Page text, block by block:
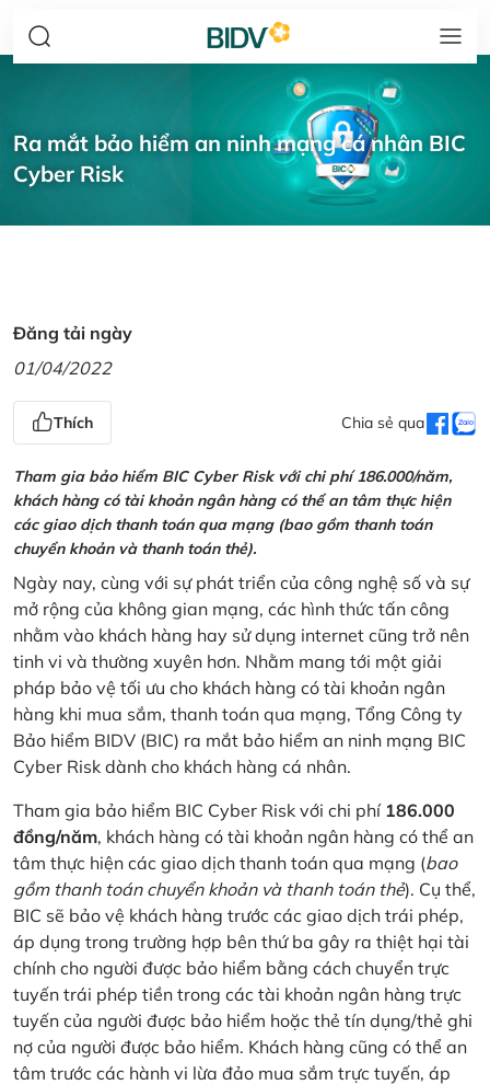
Ra mắt bảo hiểm an ninh mạng cá nhân BIC
Cyber Risk
Đăng tải ngày
01/04/2022
Thích Chia sẻ qua
Tham gia bảo hiểm BIC Cyber Risk với chi phí 186.000/năm,
khách hàng có tài khoản ngân hàng có thể an tâm thực hiện
các giao dịch thanh toán qua mạng (bao gồm thanh toán
chuyển khoản và thanh toán thẻ).
Ngày nay, cùng với sự phát triển của công nghệ số và sự
mở rộng của không gian mạng, các hình thức tấn công
nhằm vào khách hàng hay sử dụng internet cũng trở nên
tinh vi và thường xuyên hơn. Nhằm mang tới một giải
pháp bảo vệ tối ưu cho khách hàng có tài khoản ngân
hàng khi mua sắm, thanh toán qua mạng, Tổng Công ty
Bảo hiểm BIDV (BIC) ra mắt bảo hiểm an ninh mạng BIC
Cyber Risk dành cho khách hàng cá nhân.
Tham gia bảo hiểm BIC Cyber Risk với chi phí 186.000
đồng/năm, khách hàng có tài khoản ngân hàng có thể an
tâm thực hiện các giao dịch thanh toán qua mạng (bao
gồm thanh toán chuyển khoản và thanh toán thẻ). Cụ thể,
BIC sẽ bảo vệ khách hàng trước các giao dịch trái phép,
áp dụng trong trường hợp bên thứ ba gây ra thiệt hại tài
chính cho người được bảo hiểm bằng cách chuyển trực
tuyến trái phép tiền trong các tài khoản ngân hàng trực
tuyến của người được bảo hiểm hoặc thẻ tín dụng/thẻ ghi
nợ của người được bảo hiểm. Khách hàng cũng có thể an
tâm trước các hành vi lừa đảo mua sắm trực tuyến, áp